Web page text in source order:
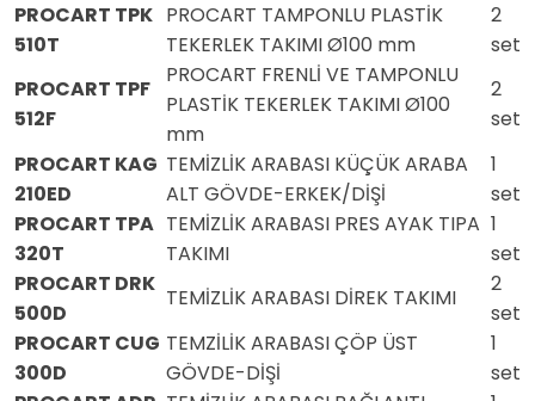
PROCART TPK
510T
PROCART TAMPONLU PLASTİK
TEKERLEK TAKIMI Ø100 mm
2
set
PROCART TPF
512F
PROCART FRENLİ VE TAMPONLU
PLASTİK TEKERLEK TAKIMI Ø100
mm
2
set
PROCART KAG
210ED
TEMİZLİK ARABASI KÜÇÜK ARABA
ALT GÖVDE-ERKEK/DİŞİ
1
set
PROCART TPA
320T
TEMİZLİK ARABASI PRES AYAK TIPA
TAKIMI
1
set
PROCART DRK
500D
TEMİZLİK ARABASI DİREK TAKIMI
2
set
PROCART CUG
300D
TEMZİLİK ARABASI ÇÖP ÜST
GÖVDE-DİŞİ
1
set